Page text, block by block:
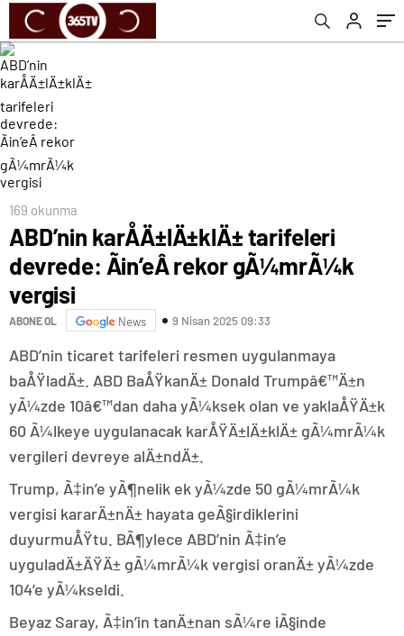
vergisi
169 okunma
ABD’nin karÅÄ±lÄ±klÄ± tarifeleri
devrede: Ãin’eÂ rekor gÃ¼mrÃ¼k
vergisi
ABONE OL News 9 Nisan 2025 09:33
ABD’nin ticaret tarifeleri resmen uygulanmaya
baÅŸladÄ±. ABD BaÅŸkanÄ± Donald Trumpâ€™Ä±n
yÃ¼zde 10â€™dan daha yÃ¼ksek olan ve yaklaÅŸÄ±k
60 Ã¼lkeye uygulanacak karÅŸÄ±lÄ±klÄ± gÃ¼mrÃ¼k
vergileri devreye alÄ±ndÄ±.
Trump, Ã‡in’e yÃ¶nelik ek yÃ¼zde 50 gÃ¼mrÃ¼k
vergisi kararÄ±nÄ± hayata geÃ§irdiklerini
duyurmuÅŸtu. BÃ¶ylece ABD’nin Ã‡in’e
uyguladÄ±ÄŸÄ± gÃ¼mrÃ¼k vergisi oranÄ± yÃ¼zde
104’e yÃ¼kseldi.
Beyaz Saray, Ã‡in’in tanÄ±nan sÃ¼re iÃ§inde